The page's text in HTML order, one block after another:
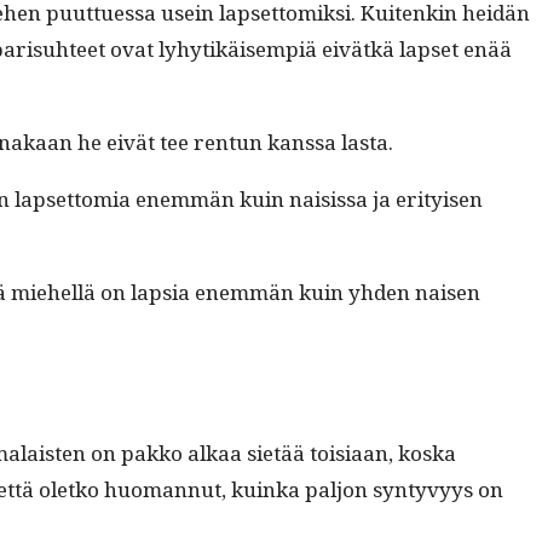
puuttues­sa usein lapset­tomik­si. Kuitenkin hei­dän
ovat lyhytikäisem­piä eivätkä lapset enää
he eivät tee ren­tun kanssa lasta.
lapset­to­mia enem­män kuin nai­sis­sa ja eri­tyisen
on lap­sia enem­män kuin yhden naisen
on pakko alkaa sietää toisi­aan, kos­ka
oletko huo­man­nut, kuin­ka paljon syn­tyvyys on